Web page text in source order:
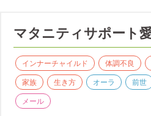
マタニティサポート
インナーチャイルド 体調不良
家族 生き方 オーラ 前世
メール